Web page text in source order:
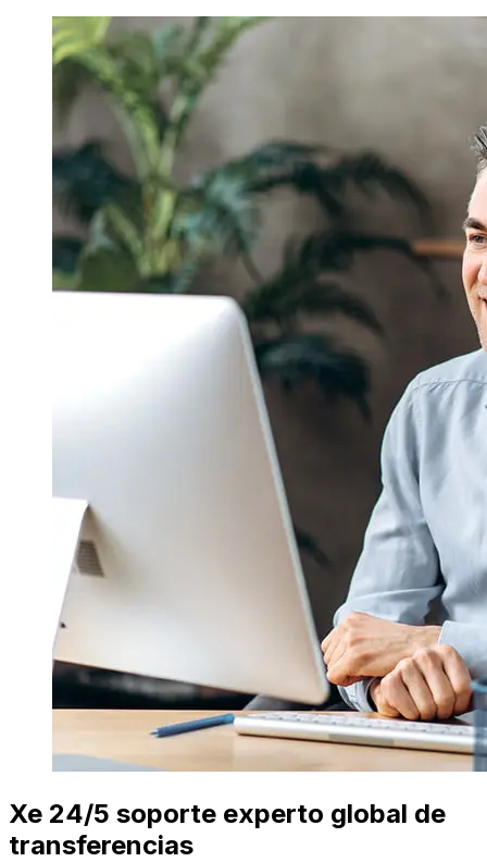
Xe 24/5 soporte experto global de
transferencias